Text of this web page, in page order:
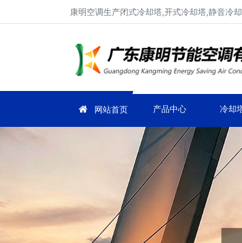
康明空调生产闭式冷却塔,开式冷却塔,静音冷
网站首页 产品中心 冷却